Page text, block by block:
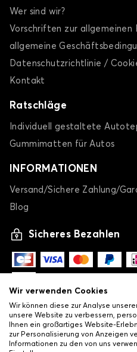
Wer sind wir?
Vorschriften zur allgemeinen
allgemeine
Datenschutzrichtlinie /
Kontakt
Ratschläge
Individuell gestaltete
Gummimatten für Autos
INFORMATIONEN
Versand/Sichere Zahlung/
Blog
Sicheres Bezahlen
Wir verwenden Cookies
Wir können diese zur Analyse
unsere Website zu verbessern,
Ihnen ein großartiges Website-
zur Personalisierung von Anzeigen
Informationen zu den von uns